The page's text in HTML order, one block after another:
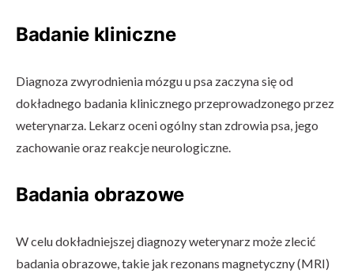
Badanie kliniczne
Diagnoza zwyrodnienia mózgu u psa zaczyna się od
dokładnego badania klinicznego przeprowadzonego przez
weterynarza. Lekarz oceni ogólny stan zdrowia psa, jego
zachowanie oraz reakcje neurologiczne.
Badania obrazowe
W celu dokładniejszej diagnozy weterynarz może zlecić
badania obrazowe, takie jak rezonans magnetyczny (MRI)